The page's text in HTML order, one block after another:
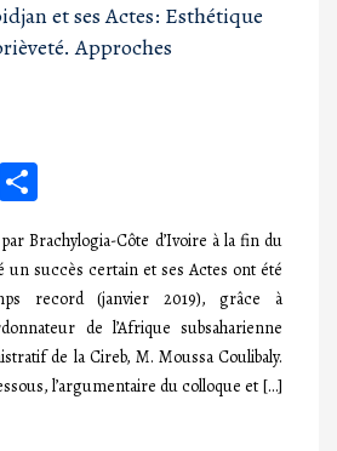
et ses Actes: Esthétique
Approches
Email
Brachylogia-Côte d’Ivoire à la fin du
un succès certain et ses Actes ont été
record (janvier 2019), grâce à
de l’Afrique subsaharienne
de la Cireb, M. Moussa Coulibaly.
l’argumentaire du colloque et […]